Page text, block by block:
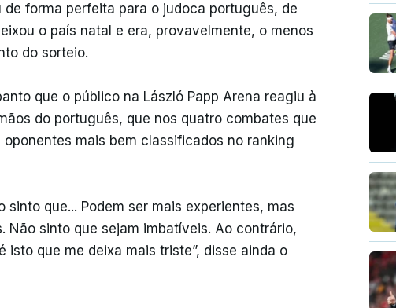
forma perfeita para o judoca português, de
o país natal e era, provavelmente, o menos
do sorteio.
que o público na László Papp Arena reagiu à
do português, que nos quatro combates que
mais bem classificados no ranking
sinto que... Podem ser mais experientes, mas
Não sinto que sejam imbatíveis. Ao contrário,
que me deixa mais triste”, disse ainda o